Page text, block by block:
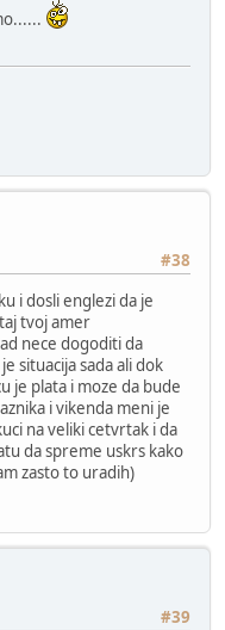
#38
i dosli englezi da je
tvoj amer
nece dogoditi da
situacija sada ali dok
je plata i moze da bude
i vikenda meni je
na veliki cetvrtak i da
da spreme uskrs kako
zasto to uradih)
#39